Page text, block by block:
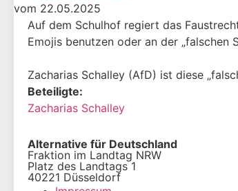
vom 22.05.2025
Auf dem Schulhof regiert das
Emojis benutzen oder an der „falschen
Zacharias Schalley (AfD) ist diese
Beteiligte:
Zacharias Schalley
Alternative für Deutschland
Fraktion im Landtag NRW
Platz des Landtags 1
40221 Düsseldorf